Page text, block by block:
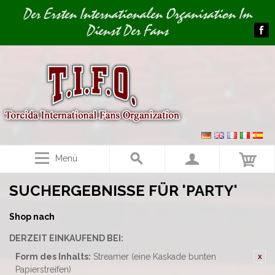
Image 01Der Ersten Internationalen Organisation Im
Dienst Der Fans
Menü
SUCHERGEBNISSE FÜR 'PARTY'
Shop nach
DERZEIT EINKAUFEND BEI:
Form des Inhalts: Streamer (eine Kaskade bunten
Papierstreifen)